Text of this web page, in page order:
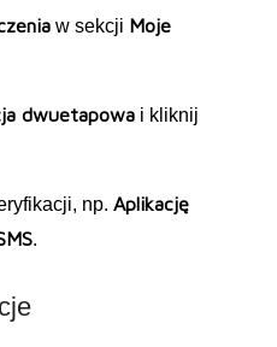
w sekcji Moje
dwuetapowa i kliknij
np. Aplikację
.